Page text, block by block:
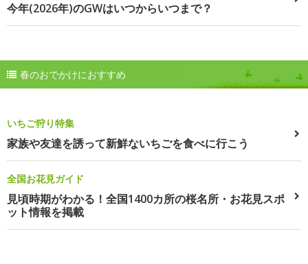
今年(2026年)のGWはいつからいつまで？
春のおでかけにおすすめ
いちご狩り特集
家族や友達を誘って新鮮ないちごを食べに行こう
全国お花見ガイド
見頃時期がわかる！全国1400カ所の桜名所・お花見スポ
ット情報を掲載